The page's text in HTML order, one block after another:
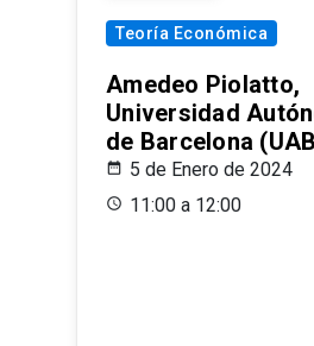
Teoría Económica
Amedeo Piolatto,
Universidad
de Barcelona
5 de Enero de 2024
11:00 a 12:00